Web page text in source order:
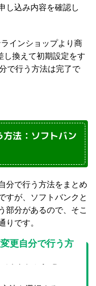
し込み内容を確認し
インショップより商
し換えて初期設定をす
で行う方法は完了で
法：ソフトバン
分で行う方法をまとめ
すが、ソフトバンクと
部分があるので、そこ
です。
更自分で行う方